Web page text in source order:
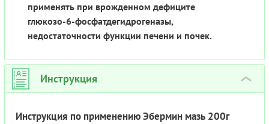
применять при врожденном дефиците
глюкозо-6-фосфатдегидрогеназы,
недостаточности функции печени и почек.
Инструкция ›
Инструкция по применению Эбермин мазь 200г